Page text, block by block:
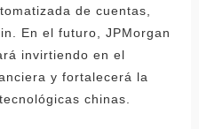
de cuentas,
En el futuro, JPMorgan
invirtiendo en el
y fortalecerá la
chinas.